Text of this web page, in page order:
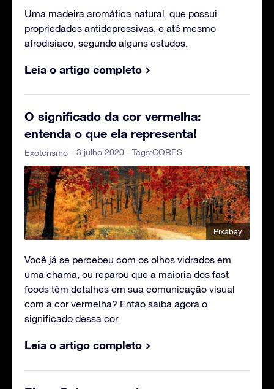
Uma madeira aromática natural, que possui
propriedades antidepressivas, e até mesmo
afrodisíaco, segundo alguns estudos.
Leia o artigo completo
O significado da cor vermelha:
entenda o que ela representa!
Exoterismo - 3 julho 2020 - Tags:CORES
Pixabay
Você já se percebeu com os olhos vidrados em
uma chama, ou reparou que a maioria dos fast
foods têm detalhes em sua comunicação visual
com a cor vermelha? Então saiba agora o
significado dessa cor.
Leia o artigo completo